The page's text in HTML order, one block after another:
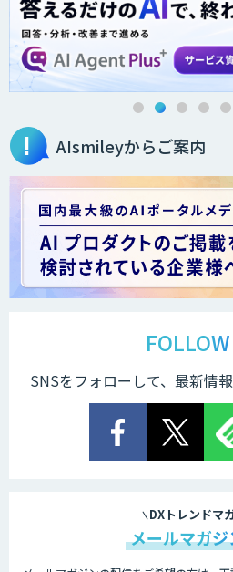
AIsmileyからご案内
SNSをフォローして、最新情
DXトレンドマ
メールマガ